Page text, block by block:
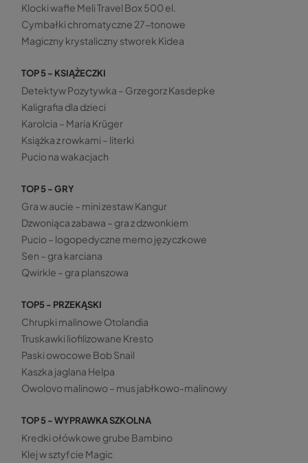
Klocki wafle Meli Travel Box 500 el.
Cymbałki chromatyczne 27-tonowe
Magiczny krystaliczny stworek Kidea
TOP 5 - KSIĄŻECZKI
Detektyw Pozytywka – Grzegorz Kasdepke
Kaligrafia dla dzieci
Karolcia – Maria Krüger
Książka z rowkami – literki
Pucio na wakacjach
TOP 5 - GRY
Gra w aucie – mini zestaw Kangur
Dzwoniąca zabawa – gra z dzwonkiem
Pucio – logopedyczne memo języczkowe
Sen – gra karciana
Qwirkle – gra planszowa
TOP5 - PRZEKĄSKI
Chrupki malinowe Otolandia
Truskawki liofilizowane Kresto
Paski owocowe Bob Snail
Kaszka jaglana Helpa
Owolovo malinowo – mus jabłkowo-malinowy
TOP 5 - WYPRAWKA SZKOLNA
Kredki ołówkowe grube Bambino
Klej w sztyfcie Magic